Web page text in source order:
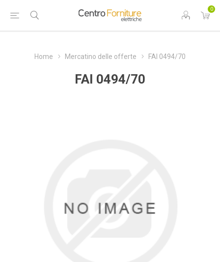
0
Home Mercatino delle offerte FAI 0494/70
FAI 0494/70